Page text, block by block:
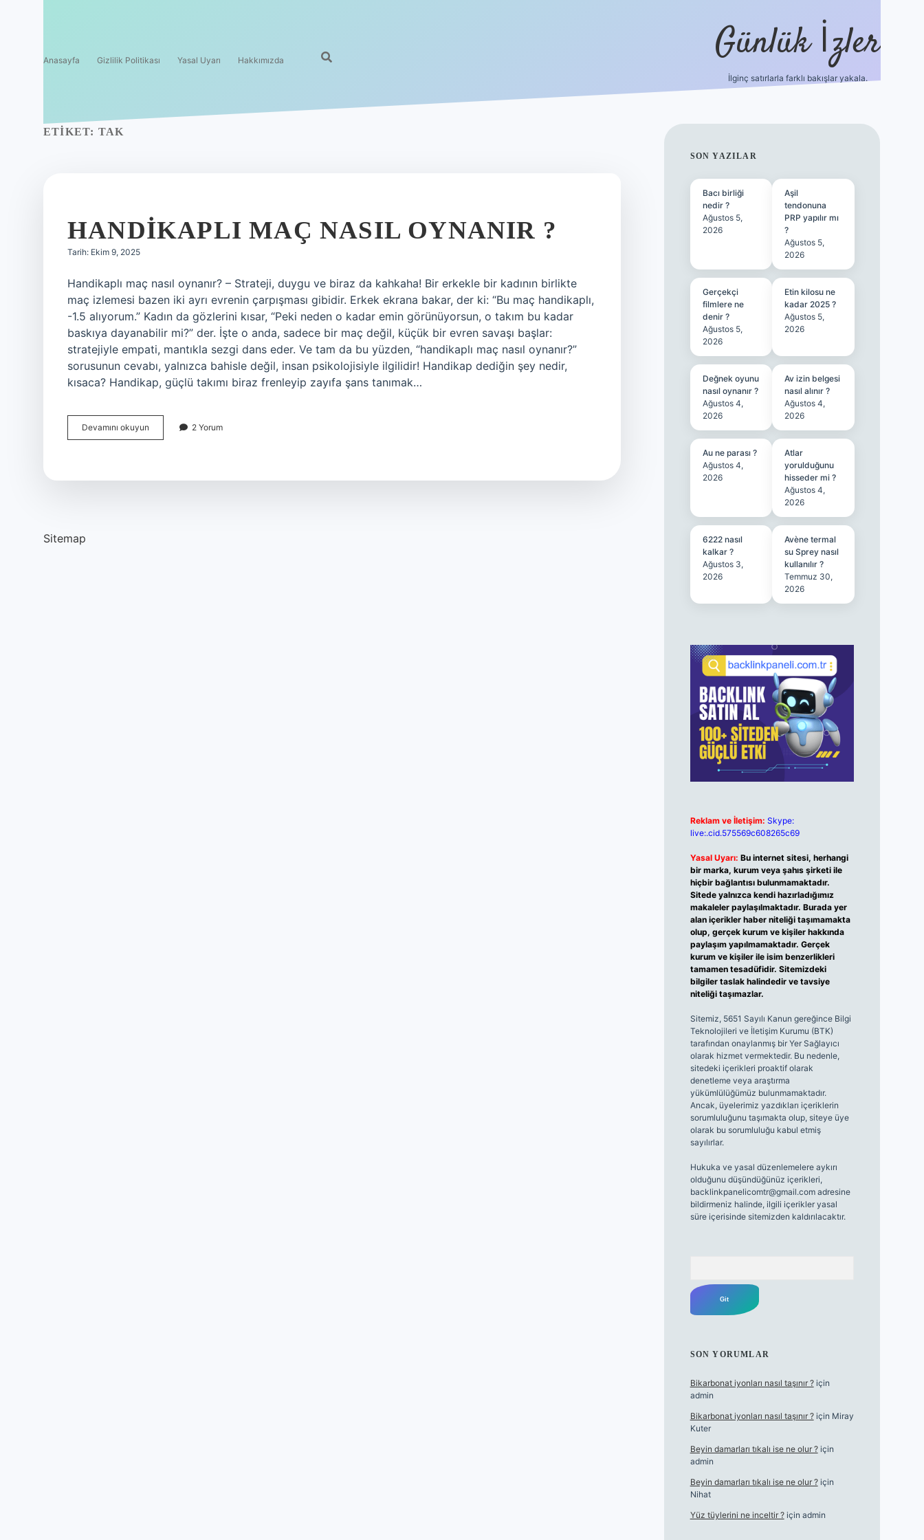
Anasayfa Gizlilik Politikası Yasal Uyarı Hakkımızda Günlük İzler
İlginç satırlarla farklı bakışlar yakala.
ETIKET: TAK
HANDIKAPLI MAÇ NASIL OYNANIR ?
Tarih: Ekim 9, 2025
Handikaplı maç nasıl oynanır? – Strateji, duygu ve biraz da kahkaha! Bir erkekle bir kadının birlikte
maç izlemesi bazen iki ayrı evrenin çarpışması gibidir. Erkek ekrana bakar, der ki: “Bu maç handikaplı,
-1.5 alıyorum.” Kadın da gözlerini kısar, “Peki neden o kadar emin görünüyorsun, o takım bu kadar
baskıya dayanabilir mi?” der. İşte o anda, sadece bir maç değil, küçük bir evren savaşı başlar:
stratejiyle empati, mantıkla sezgi dans eder. Ve tam da bu yüzden, “handikaplı maç nasıl oynanır?”
sorusunun cevabı, yalnızca bahisle değil, insan psikolojisiyle ilgilidir! Handikap dediğin şey nedir,
kısaca? Handikap, güçlü takımı biraz frenleyip zayıfa şans tanımak…
Devamını okuyun Handikaplı
maç
2 Yorum
Sitemap
SIDEBAR
SON YAZILAR
Bacı birliği
nedir ?
Ağustos 5,
2026
Aşil
tendonuna
PRP yapılır mı
?
Ağustos 5,
2026
Gerçekçi
filmlere ne
denir ?
Ağustos 5,
2026
Etin kilosu ne
kadar 2025 ?
Ağustos 5,
2026
Değnek oyunu
nasıl oynanır ?
Ağustos 4,
2026
Av izin belgesi
nasıl alınır ?
Ağustos 4,
2026
Au ne parası ?
Ağustos 4,
2026
Atlar
yorulduğunu
hisseder mi ?
Ağustos 4,
2026
6222 nasıl
kalkar ?
Ağustos 3,
2026
Avène termal
su Sprey nasıl
kullanılır ?
Temmuz 30,
2026
Reklam ve İletişim: Skype:
live:.cid.575569c608265c69
Yasal Uyarı: Bu internet sitesi, herhangi
bir marka, kurum veya şahıs şirketi ile
hiçbir bağlantısı bulunmamaktadır.
Sitede yalnızca kendi hazırladığımız
makaleler paylaşılmaktadır. Burada yer
alan içerikler haber niteliği taşımamakta
olup, gerçek kurum ve kişiler hakkında
paylaşım yapılmamaktadır. Gerçek
kurum ve kişiler ile isim benzerlikleri
tamamen tesadüfidir. Sitemizdeki
bilgiler taslak halindedir ve tavsiye
niteliği taşımazlar.
Sitemiz, 5651 Sayılı Kanun gereğince Bilgi
Teknolojileri ve İletişim Kurumu (BTK)
tarafından onaylanmış bir Yer Sağlayıcı
olarak hizmet vermektedir. Bu nedenle,
sitedeki içerikleri proaktif olarak
denetleme veya araştırma
yükümlülüğümüz bulunmamaktadır.
Ancak, üyelerimiz yazdıkları içeriklerin
sorumluluğunu taşımakta olup, siteye üye
olarak bu sorumluluğu kabul etmiş
sayılırlar.
Hukuka ve yasal düzenlemelere aykırı
olduğunu düşündüğünüz içerikleri,
backlinkpanelicomtr@gmail.comadresine
bildirmeniz halinde, ilgili içerikler yasal
süre içerisinde sitemizden kaldırılacaktır.
SON YORUMLAR
Bikarbonat iyonları nasıl taşınır ?için
admin
Bikarbonat iyonları nasıl taşınır ?için Miray
Kuter
Beyin damarları tıkalı ise ne olur ?için
admin
Beyin damarları tıkalı ise ne olur ?için
Nihat
Yüz tüylerini ne inceltir ?için admin
ilbet